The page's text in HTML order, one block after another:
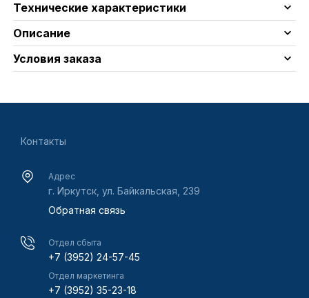
Технические характеристики
Описание
Условия заказа
Контакты
Адрес
г. Иркутск, ул. Байкальская, 239
Обратная связь
Отдел сбыта
+7 (3952) 24-57-45
Отдел маркетинга
+7 (3952) 35-23-18